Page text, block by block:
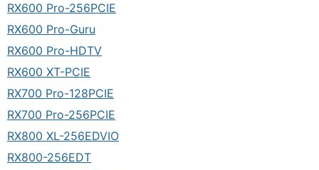
RX600 Pro-256PCIE
RX600 Pro-Guru
RX600 Pro-HDTV
RX600 XT-PCIE
RX700 Pro-128PCIE
RX700 Pro-256PCIE
RX800 XL-256EDVIO
RX800-256EDT